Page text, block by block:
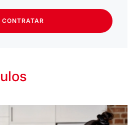
CONTRATAR